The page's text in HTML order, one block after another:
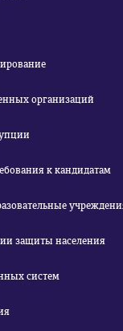
организаций
к кандидатам
защиты населения
систем